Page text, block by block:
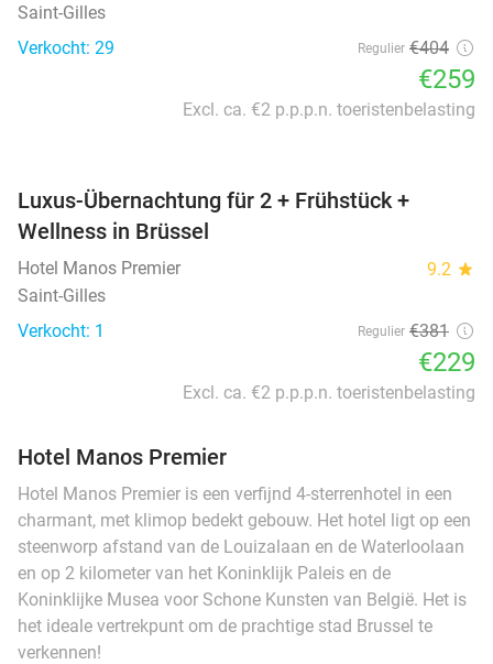
Saint-Gilles
Verkocht: 29
Regulier €404
€259
Excl. ca. €2 p.p.p.n. toeristenbelasting
Luxus-Übernachtung für 2 + Frühstück +
Wellness in Brüssel
Hotel Manos Premier 9.2 star
Saint-Gilles
Verkocht: 1
Regulier €381
€229
Excl. ca. €2 p.p.p.n. toeristenbelasting
Hotel Manos Premier
Hotel Manos Premier is een verfijnd 4-sterrenhotel in een
charmant, met klimop bedekt gebouw. Het hotel ligt op een
steenworp afstand van de Louizalaan en de Waterloolaan
en op 2 kilometer van het Koninklijk Paleis en de
Koninklijke Musea voor Schone Kunsten van België. Het is
het ideale vertrekpunt om de prachtige stad Brussel te
verkennen!